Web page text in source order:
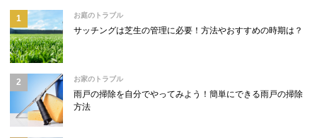
お庭のトラブル
サッチングは芝生の管理に必要！方法やおすすめの時期は？
お家のトラブル
雨戸の掃除を自分でやってみよう！簡単にできる雨戸の掃除
方法